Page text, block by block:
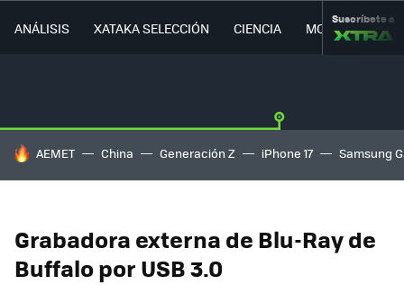
ANÁLISIS XATAKA SELECCIÓN CIENCIA MOVILIDAD
Suscríbete a
HOY SE HABLA DE
AEMET China Generación Z iPhone 17 Samsung
Grabadora externa de Blu-Ray de
Buffalo por USB 3.0